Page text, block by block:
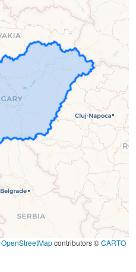
OpenStreetMapcontributors ©CARTO